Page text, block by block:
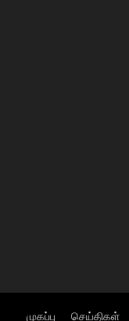
முகப்பு செய்திகள்